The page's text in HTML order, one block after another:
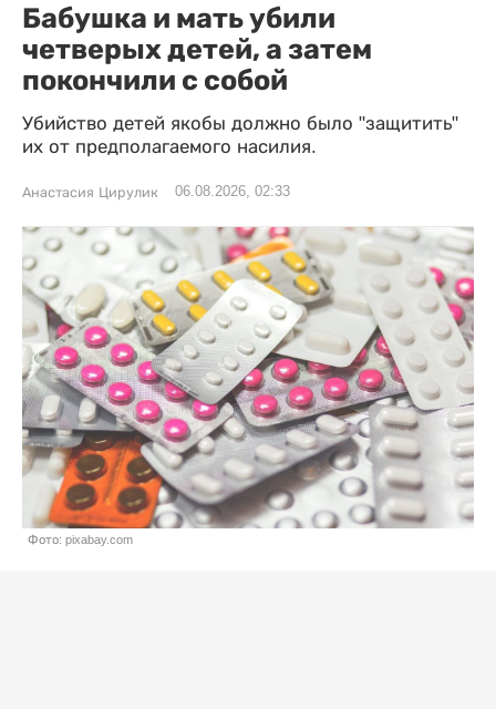
Бабушка и мать убили
четверых детей, а затем
покончили с собой
Убийство детей якобы должно было "защитить"
их от предполагаемого насилия.
Анастасия Цирулик 06.08.2026, 02:33
Фото: pixabay.com